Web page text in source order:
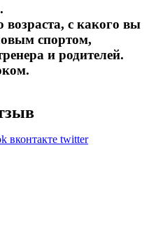
с какого вы
спортом,
и родителей.
вконтакте twitter